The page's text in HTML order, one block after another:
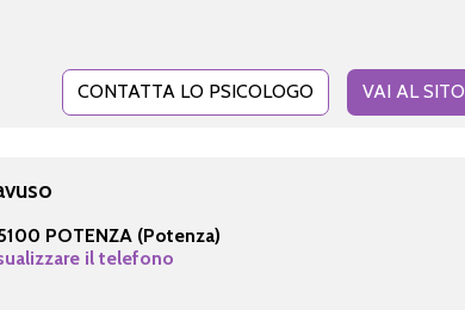
CONTATTA LO PSICOLOGO VAI AL SITO
POTENZA (Potenza)
il telefono